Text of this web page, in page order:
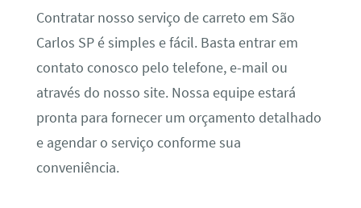
Contratar nosso serviço de carreto em São
Carlos SP é simples e fácil. Basta entrar em
contato conosco pelo telefone, e-mail ou
através do nosso site. Nossa equipe estará
pronta para fornecer um orçamento detalhado
e agendar o serviço conforme sua
conveniência.